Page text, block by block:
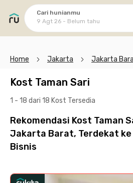
Cari hunianmu
9 Agt 26 - Belum tahu
Home Jakarta Jakarta
Kost Taman Sari
1 - 18 dari 18 Kost Tersedia
Rekomendasi Kost Taman
Jakarta Barat, Terdekat ke
Bisnis